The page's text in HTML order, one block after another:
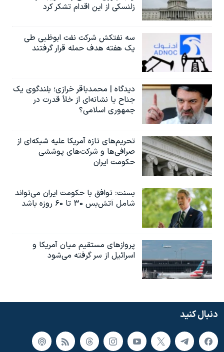
زلنسکی از این اقدام تشکر کرد
سه نفتکش شرکت نفت ابوظبی طی
یک هفته هدف حمله قرار گرفتند
دیدگاه | محمدباقر خرازی؛ بلندگوی یک
جناح یا نشانه‌ای از خلأ قدرت در
جمهوری اسلامی؟
تحریم‌های تازه آمریکا علیه شبکه‌ای از
صرافی‌ها و شرکت‌های پوششی
حکومت ایران
بسنت: توافق با حکومت ایران می‌تواند
شامل آتش‌بس ۳۰ تا ۶۰ روزه باشد
پروازهای مستقیم میان آمریکا و
اسرائیل از سر گرفته می‌شود
دنبال کنید